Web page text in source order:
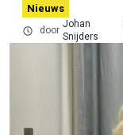
Nieuws
door
Johan
Snijders